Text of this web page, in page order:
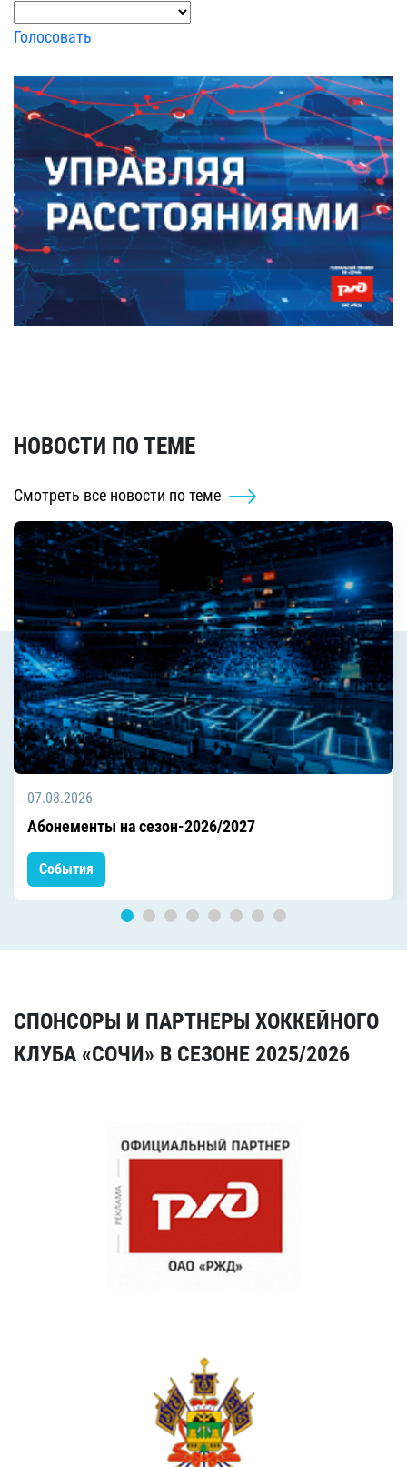
Голосовать
НОВОСТИ ПО ТЕМЕ
Смотреть все новости по теме
07.08.2026
Абонементы на сезон-2026/2027
События
СПОНСОРЫ И ПАРТНЕРЫ ХОККЕЙНОГО
КЛУБА «СОЧИ» В СЕЗОНЕ 2025/2026